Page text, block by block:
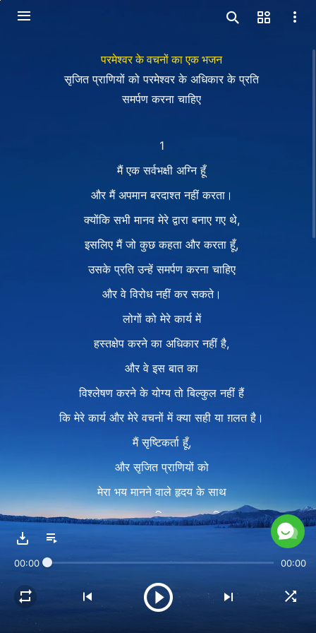
परमेश्वर के वचनों का एक भजन
सृजित प्राणियों को परमेश्वर के अधिकार के प्रति
समर्पण करना चाहिए
1
मैं एक सर्वभक्षी अग्नि हूँ
और मैं अपमान बरदाश्त नहीं करता।
क्योंकि सभी मानव मेरे द्वारा बनाए गए थे,
इसलिए मैं जो कुछ कहता और करता हूँ,
उसके प्रति उन्हें समर्पण करना चाहिए
और वे विरोध नहीं कर सकते।
लोगों को मेरे कार्य में
हस्तक्षेप करने का अधिकार नहीं है,
और वे इस बात का
विश्लेषण करने के योग्य तो बिल्कुल नहीं हैं
कि मेरे कार्य और मेरे वचनों में क्या सही या ग़लत है।
मैं सृष्टिकर्ता हूँ,
और सृजित प्राणियों को
मेरा भय मानने वाले हृदय के साथ
वह सब-कुछ हासिल करना चाहिए,
उन्हें मेरे साथ बहस नहीं करनी चाहिए,
और विशेष रूप से उन्हें मेरा विरोध नहीं करना चाहिए।
मैं अपने अधिकार के साथ
00:00 00:00